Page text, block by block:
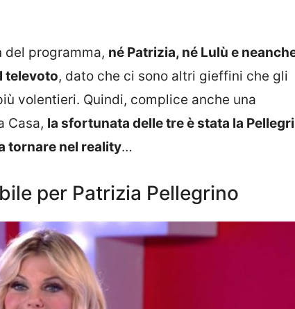
del programma, né Patrizia, né Lulù e
televoto, dato che ci sono altri gieffini che gli
volentieri. Quindi, complice anche una
Casa, la sfortunata delle tre è stata la
tornare nel reality…
per Patrizia Pellegrino